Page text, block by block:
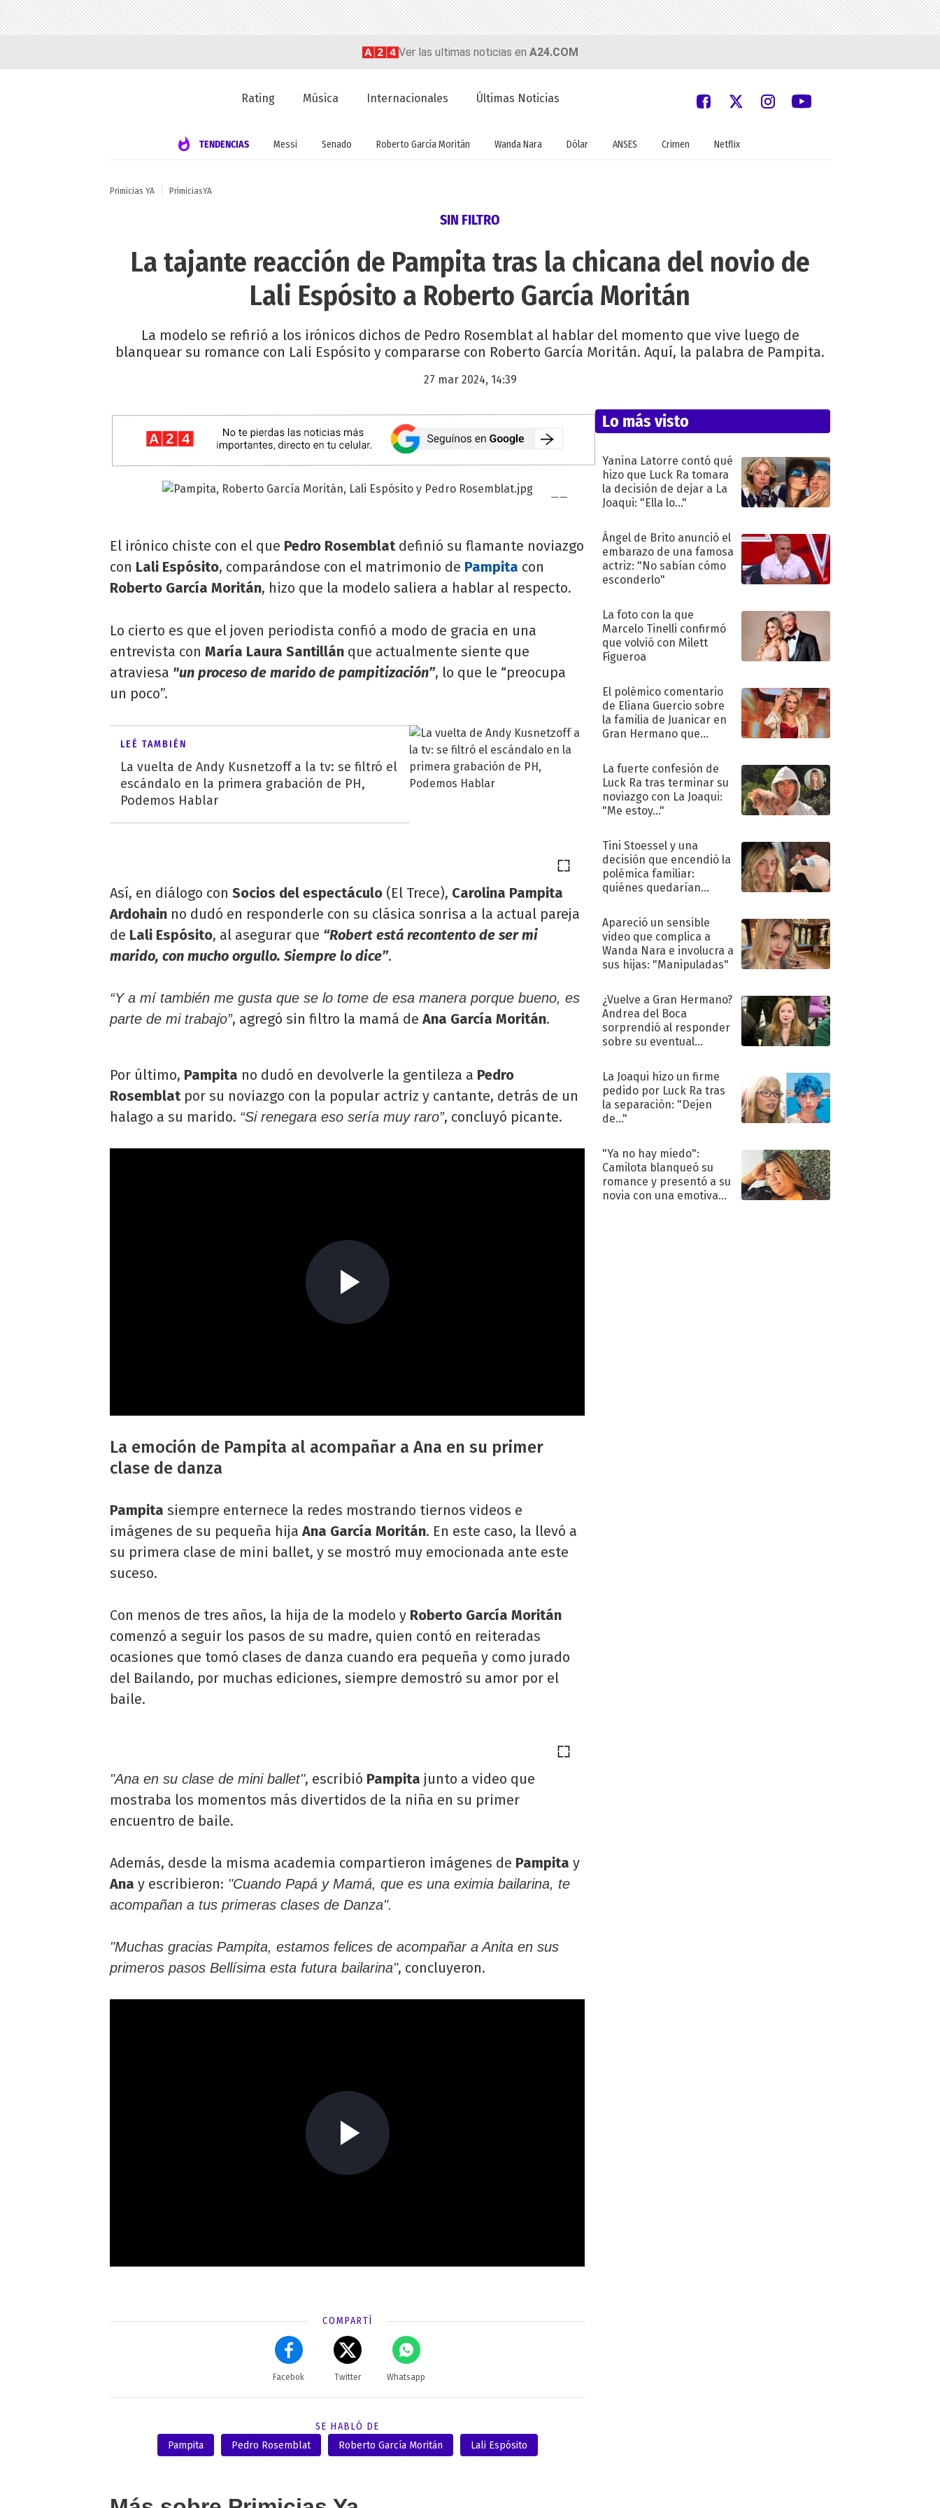
Ver las ultimas noticias en A24.COM
Rating Música Internacionales Últimas Noticias
TENDENCIAS Messi Senado Roberto García Moritán Wanda Nara Dólar ANSES Crimen Netflix
Primicias YA PrimiciasYA
SIN FILTRO
La tajante reacción de Pampita tras la chicana del novio de
Lali Espósito a Roberto García Moritán
La modelo se refirió a los irónicos dichos de Pedro Rosemblat al hablar del momento que vive luego de
blanquear su romance con Lali Espósito y compararse con Roberto García Moritán. Aquí, la palabra de Pampita.
27 mar 2024, 14:39
El irónico chiste con el que Pedro Rosemblatdefinió su flamante noviazgo
con Lali Espósito, comparándose con el matrimonio de Pampita con
Roberto García Moritán, hizo que la modelo saliera a hablar al respecto.
Lo cierto es que el joven periodista confió a modo de gracia en una
entrevista con María Laura Santillán que actualmente siente que
atraviesa "un proceso de marido de pampitización”, lo que le “preocupa
un poco”.
LEÉ TAMBIÉN
La vuelta de Andy Kusnetzoff a la tv: se filtró el
escándalo en la primera grabación de PH,
Podemos Hablar
Así, en diálogo con Socios del espectáculo (El Trece), Carolina Pampita
Ardohain no dudó en responderle con su clásica sonrisa a la actual pareja
de Lali Espósito, al asegurar que “Robert está recontento de ser mi
marido, con mucho orgullo. Siempre lo dice”.
“Y a mí también me gusta que se lo tome de esa manera porque bueno, es
parte de mi trabajo”, agregó sin filtro la mamá deAna García Moritán.
Por último, Pampita no dudó en devolverle la gentileza a Pedro
Rosemblatpor su noviazgo con la popular actriz y cantante, detrás de un
halago a su marido. “Si renegara eso sería muy raro”, concluyó picante.
La emoción de Pampita al acompañar a Ana en su primer
clase de danza
Pampita siempre enternece la redes mostrando tiernos videos e
imágenes de su pequeña hijaAna García Moritán. En este caso, la llevó a
su primera clase de mini ballet, y se mostró muy emocionada ante este
suceso.
Con menos de tres años, la hija de la modelo y Roberto García Moritán
comenzó a seguir los pasos de su madre, quien contó en reiteradas
ocasiones que tomó clases de danza cuando era pequeña y como jurado
del Bailando, por muchas ediciones, siempre demostró su amor por el
baile.
"Ana en su clase de mini ballet", escribió Pampita junto a video que
mostraba los momentos más divertidos de la niña en su primer
encuentro de baile.
Además, desde la misma academia compartieron imágenes de Pampita y
Ana y escribieron: "Cuando Papá y Mamá, que es una eximia bailarina, te
acompañan a tus primeras clases de Danza".
"Muchas gracias Pampita, estamos felices de acompañar a Anita en sus
primeros pasos Bellísima esta futura bailarina", concluyeron.
COMPARTÍ
Facebok Twitter Whatsapp
SE HABLÓ DE
Pampita
Pedro Rosemblat Roberto García Moritán Lali Espósito
Lo más visto
Yanina Latorre contó qué
hizo que Luck Ra tomara
la decisión de dejar a La
Joaqui: "Ella lo..."
Ángel de Brito anunció el
embarazo de una famosa
actriz: "No sabían cómo
esconderlo"
La foto con la que
Marcelo Tinelli confirmó
que volvió con Milett
Figueroa
El polémico comentario
de Eliana Guercio sobre
la familia de Juanicar en
Gran Hermano que
La fuerte confesión de
Luck Ra tras terminar su
noviazgo con La Joaqui:
"Me estoy..."
Tini Stoessel y una
decisión que encendió la
polémica familiar:
quiénes quedarían
Apareció un sensible
video que complica a
Wanda Nara e involucra a
sus hijas: "Manipuladas"
¿Vuelve a Gran Hermano?
Andrea del Boca
sorprendió al responder
sobre su eventual
La Joaqui hizo un firme
pedido por Luck Ra tras
la separación: "Dejen
de..."
"Ya no hay miedo":
Camilota blanqueó su
romance y presentó a su
novia con una emotiva